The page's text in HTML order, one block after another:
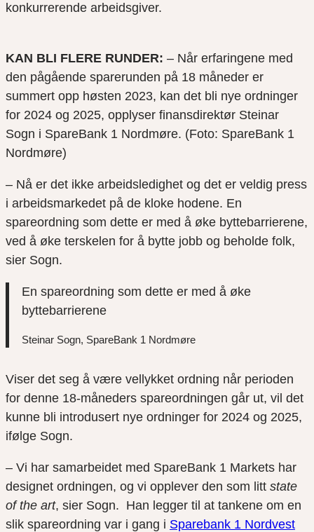
konkurrerende arbeidsgiver.
KAN BLI FLERE RUNDER: – Når erfaringene med
den pågående sparerunden på 18 måneder er
summert opp høsten 2023, kan det bli nye ordninger
for 2024 og 2025, opplyser finansdirektør Steinar
Sogn i SpareBank 1 Nordmøre. (Foto: SpareBank 1
Nordmøre)
– Nå er det ikke arbeidsledighet og det er veldig press
i arbeidsmarkedet på de kloke hodene. En
spareordning som dette er med å øke byttebarrierene,
ved å øke terskelen for å bytte jobb og beholde folk,
sier Sogn.
En spareordning som dette er med å øke
byttebarrierene
Steinar Sogn, SpareBank 1 Nordmøre
Viser det seg å være vellykket ordning når perioden
for denne 18-måneders spareordningen går ut, vil det
kunne bli introdusert nye ordninger for 2024 og 2025,
ifølge Sogn.
– Vi har samarbeidet med SpareBank 1 Markets har
designet ordningen, og vi opplever den som litt state
of the art, sier Sogn. Han legger til at tankene om en
slik spareordning var i gang i Sparebank 1 Nordvest